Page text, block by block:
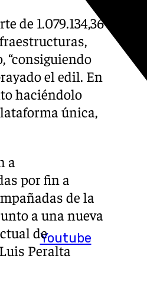
Youtube
de 1.079.134,36
“consiguiendo
el edil. En
haciéndolo
única,
a
por fin a
de la
a una nueva
de
Peralta